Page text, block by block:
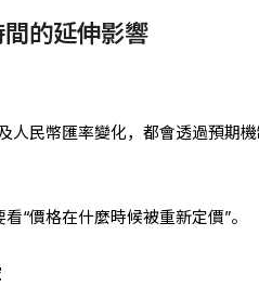
的延伸影響
人民幣匯率變化，都會透過預期
“價格在什麼時候被重新定價”。